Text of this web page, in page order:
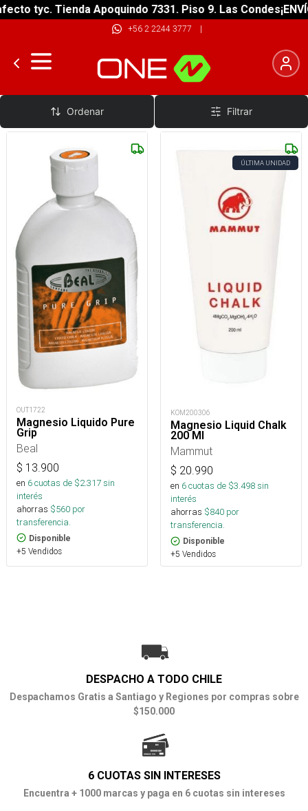
tyc. Tienda Apoquindo 7331. Piso 9. Las Condes
+56 2 2244 3777 |
Magnesio Liquido
Ordenar Filtrar
OUT1722
Magnesio Liquido Pure
Grip
Beal
$ 13.900
en 6cuotas de $2.317sin
interés
ahorras $560 por
transferencia.
Disponible
+5 Vendidos
ÚLTIMA UNIDAD
KOM200306
Magnesio Liquid Chalk
200 Ml
Mammut
$ 20.990
en 6cuotas de $3.498sin
interés
ahorras $840 por
transferencia.
Disponible
+5 Vendidos
DESPACHO A TODO CHILE
Despachamos Gratis a Santiago y Regiones por compras sobre
$150.000
6 CUOTAS SIN INTERESES
Encuentra + 1000 marcas y paga en 6 cuotas sin intereses